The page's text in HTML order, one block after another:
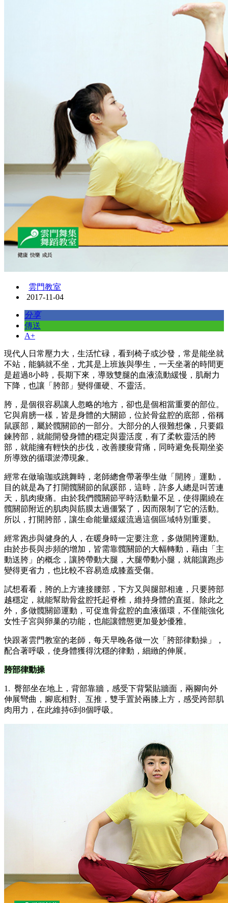
雲門教室
2017-11-04
分享
傳送
A+
現代人日常壓力大，生活忙碌，看到椅子或沙發，常是能坐就
不站，能躺就不坐，尤其是上班族與學生，一天坐著的時間更
是超過8小時，長期下來，導致雙腿的血液流動緩慢，肌耐力
下降，也讓「胯部」變得僵硬、不靈活。
胯，是個很容易讓人忽略的地方，卻也是個相當重要的部位。
它與肩膀一樣，皆是身體的大關節，位於骨盆腔的底部，俗稱
鼠蹊部，屬於髖關節的一部分。大部分的人很難想像，只要鍛
鍊胯部，就能開發身體的穩定與靈活度，有了柔軟靈活的胯
部，就能擁有輕快的步伐，改善腰痠背痛，同時避免長期坐姿
所導致的循環淤滯現象。
經常在做瑜珈或跳舞時，老師總會帶著學生做「開胯」運動，
目的就是為了打開髖關節的鼠蹊部，這時，許多人總是叫苦連
天，肌肉痠痛。由於我們髖關節平時活動量不足，使得圍繞在
髖關節附近的肌肉與筋膜太過僵緊了，因而限制了它的活動。
所以，打開胯部，讓生命能量緩緩流過這個區域特別重要。
經常跑步與健身的人，在暖身時一定要注意，多做開胯運動。
由於步長與步頻的增加，皆需靠髖關節的大幅轉動，藉由「主
動送胯」的概念，讓胯帶動大腿，大腿帶動小腿，就能讓跑步
變得更省力，也比較不容易造成膝蓋受傷。
試想看看，胯的上方連接腰部，下方又與腿部相連，只要胯部
越穩定，就能幫助骨盆腔托起脊椎，維持身體的直挺。除此之
外，多做髖關節運動，可促進骨盆腔的血液循環，不僅能強化
女性子宮與卵巢的功能，也能讓體態更加曼妙優雅。
快跟著雲門教室的老師，每天早晚各做一次「胯部律動操」，
配合著呼吸，使身體獲得沈穩的律動，細緻的伸展。
胯部律動操
1. 臀部坐在地上，背部靠牆，感受下背緊貼牆面，兩腳向外
伸展彎曲，腳底相對、互推，雙手置於兩膝上方，感受跨部肌
肉用力，在此維持6到8個呼吸。